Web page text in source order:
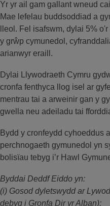
Yr yr ail gam gallant wneud
Mae lefelau buddsoddiad a
lleol. Fel isafswm, dylai 5%
y grŵp cymunedol,
arianwyr eraill.
Dylai Llywodraeth Cymru
cronfa fenthyca llog isel ar
mentrau tai a arweinir gan y
gwella neu adeiladu tai
Bydd y cronfeydd cyhoeddus
perchnogaeth gymunedol yn
bolisïau tebyg i’r Hawl
Byddai Deddf Eiddo yn:
(i) Gosod dyletswydd ar
debyg i Gronfa Dir yr Alban);